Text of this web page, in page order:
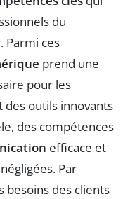
du
Parmi ces
prend une
pour les
outils innovants
des compétences
efficace et
Par
besoins des clients